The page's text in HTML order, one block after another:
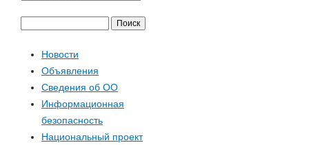
Ф
Новости
Объявления
Сведения об ОО
Информационная
безопасность
Национальный проект